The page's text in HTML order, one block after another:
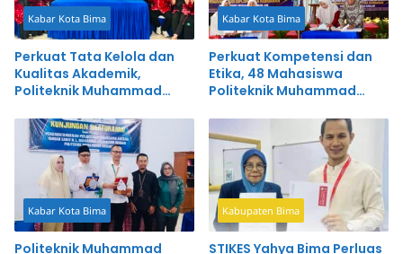
Kabar Kota Bima
Perkuat Tata Kelola dan
Kualitas Akademik,
Politeknik Muhammad
SPMI
Kabar Kota Bima
Perkuat Kompetensi dan
Etika, 48 Mahasiswa
Politeknik Muhammad
Kabar Kota Bima
Politeknik Muhammad
Kabupaten Bima
STIKES Yahya Bima Perluas